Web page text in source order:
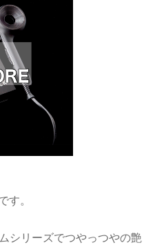
す。
シリーズでつやっつやの艶